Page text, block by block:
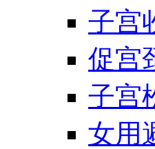
子宫
促宫
子宫
女用